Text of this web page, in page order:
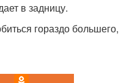
в задницу.
гораздо